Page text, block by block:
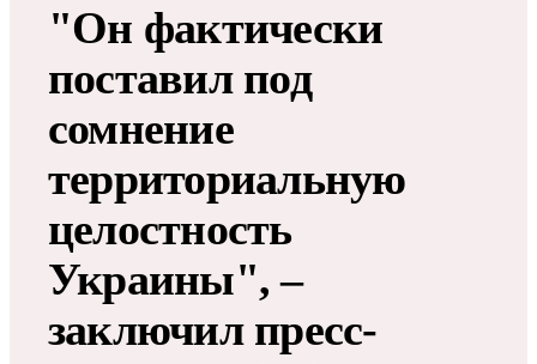
"Он фактически
поставил под
сомнение
территориальную
целостность
Украины", –
заключил пресс-